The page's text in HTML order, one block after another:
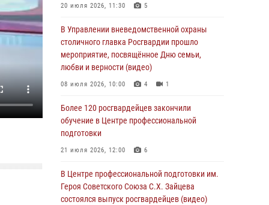
05 августа 2026, 12:39
Московские росгвардейцы обеспечили
безопасность проведения футбольного матча
Кубка России (Видео)
05 августа 2026, 12:35 1
ознакомилась с передовыми методами
работы Росгвардии в Москве (видео)
04 августа 2026, 18:16
чемпионат по самбо и боевому самбо.
(видео)
04 августа 2026, 14:00 7 1
20 июля 2026, 11:30 5
В Управлении вневедомственной охраны
столичного главка Росгвардии прошло
мероприятие, посвящённое Дню семьи,
любви и верности (видео)
08 июля 2026, 10:00 4 1
Более 120 росгвардейцев закончили
обучение в Центре профессиональной
подготовки
21 июля 2026, 12:00 6
В Центре профессиональной подготовки им.
Героя Советского Союза С.Х. Зайцева
состоялся выпуск росгвардейцев (видео)